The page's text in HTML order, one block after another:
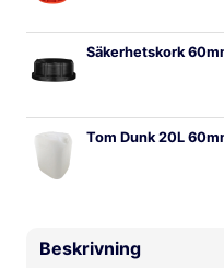
Säkerhetskork
Tom Dunk 20L
Beskrivning